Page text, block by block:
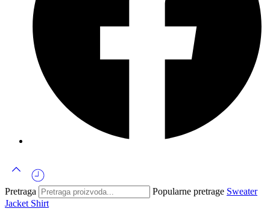
Pretraga Popularne pretrage Sweater
Jacket Shirt